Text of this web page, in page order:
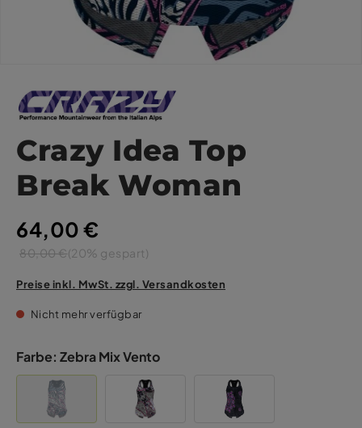
Crazy Idea Top
Break Woman
64,00 €
80,00 €(20% gespart)
Preise inkl. MwSt. zzgl. Versandkosten
Nicht mehr verfügbar
Farbe: Zebra Mix Vento